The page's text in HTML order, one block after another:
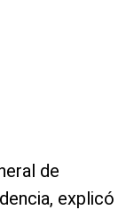
de
explicó